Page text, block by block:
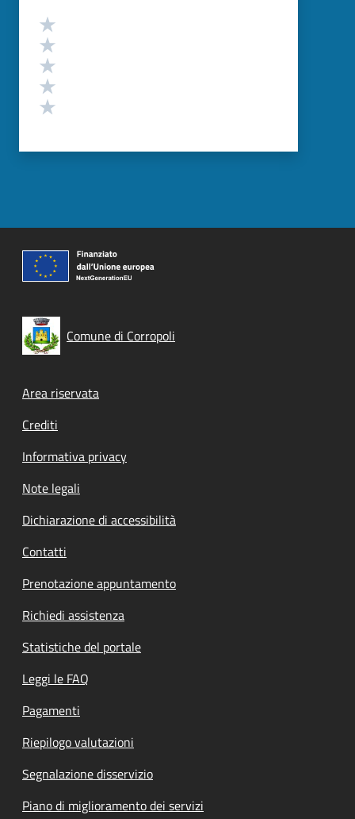
Valutazione
Comune di Corropoli
Footer menu
Area riservata
Crediti
Informativa privacy
Note legali
Dichiarazione di accessibilità
Contatti
Prenotazione appuntamento
Richiedi assistenza
Statistiche del portale
Leggi le FAQ
Pagamenti
Riepilogo valutazioni
Segnalazione disservizio
Piano di miglioramento dei servizi